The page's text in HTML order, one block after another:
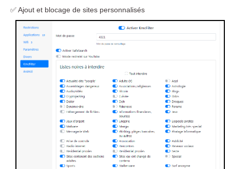
✅ Ajout et blocage de sites personnalisés